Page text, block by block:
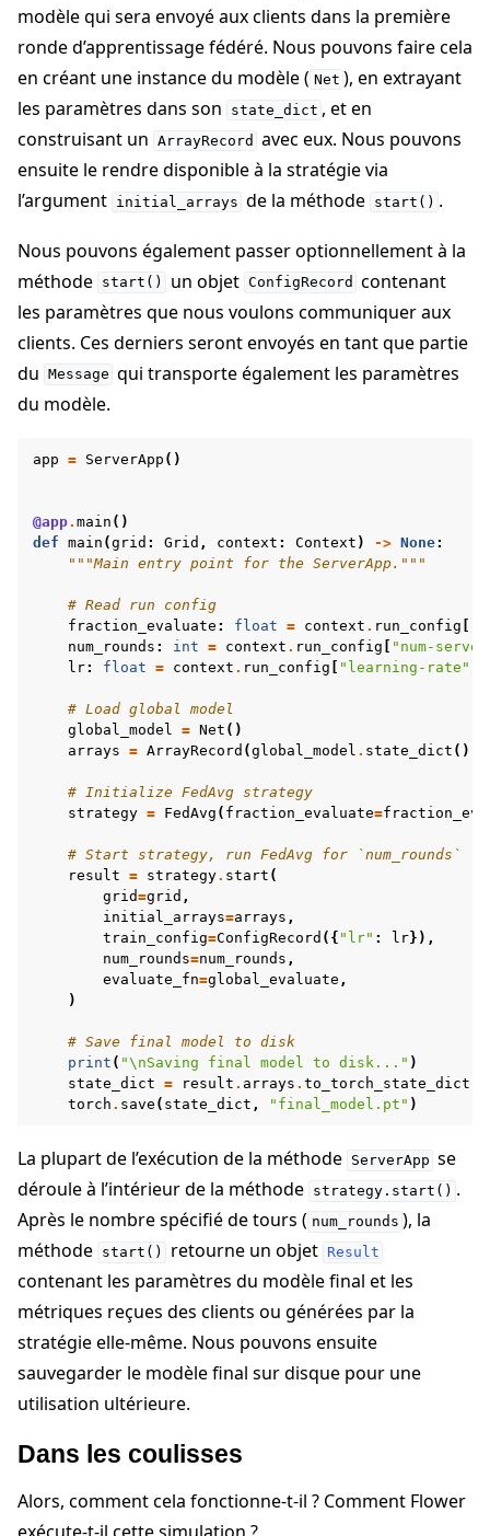
modèle qui sera envoyé aux clients dans la première
ronde d’apprentissage fédéré. Nous pouvons faire cela
en créant une instance du modèle ( Net ), en extrayant
les paramètres dans son
state_dict , et en
construisant un ArrayRecord avec eux. Nous pouvons
ensuite le rendre disponible à la stratégie via
l’argument initial_arrays de la méthode start() .
Nous pouvons également passer optionnellement à la
méthode start() un objet ConfigRecord contenant
les paramètres que nous voulons communiquer aux
clients. Ces derniers seront envoyés en tant que partie
du
Message qui transporte également les paramètres
du modèle.
app = ServerApp ()
@app. main ()
def main (grid : Grid , context : Context ) -> None:
"""Main entry point for the ServerApp."""
# Read run config
fraction_evaluate : float = context . run_config
num_rounds : int = context . run_config
"num-
lr: float = context . run_config "learning-rate"
# Load global model
global_model = Net ()
arrays = ArrayRecord (global_model . state_dict ())
# Initialize FedAvg strategy
strategy = FedAvg ( fraction_evaluate=
# Start strategy, run FedAvg for `num_rounds`
result = strategy. start (
grid=grid ,
initial_arrays=arrays ,
train_config=ConfigRecord ({ "lr" : lr}),
num_rounds=num_rounds ,
evaluate_fn=global_evaluate ,
)
# Save final model to disk
print ( "\nSaving final model to disk..." )
state_dict = result . arrays . to_torch_state_dict
torch . save ( state_dict , "final_model.pt" )
La plupart de l’exécution de la méthode ServerApp se
déroule à l’intérieur de la méthode strategy.start() .
Après le nombre spécifié de tours ( num_rounds ), la
méthode start() retourne un objet Result
contenant les paramètres du modèle final et les
métriques reçues des clients ou générées par la
stratégie elle-même. Nous pouvons ensuite
sauvegarder le modèle final sur disque pour une
utilisation ultérieure.
Dans les coulisses
Alors, comment cela fonctionne-t-il ? Comment Flower